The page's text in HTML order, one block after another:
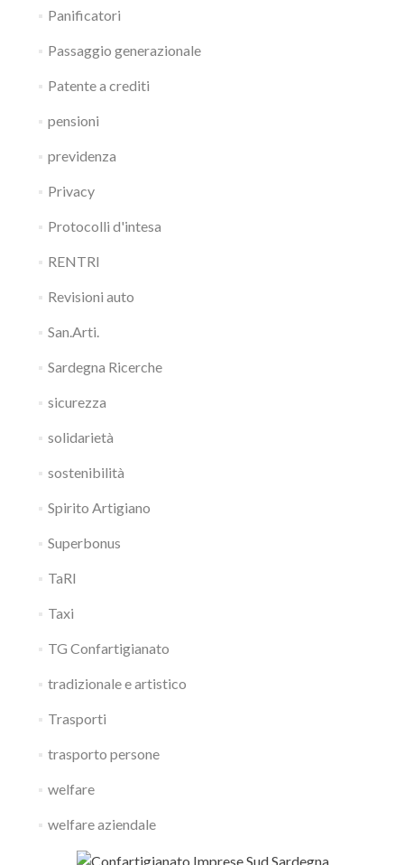
Panificatori
Passaggio generazionale
Patente a crediti
pensioni
previdenza
Privacy
Protocolli d'intesa
RENTRI
Revisioni auto
San.Arti.
Sardegna Ricerche
sicurezza
solidarietà
sostenibilità
Spirito Artigiano
Superbonus
TaRI
Taxi
TG Confartigianato
tradizionale e artistico
Trasporti
trasporto persone
welfare
welfare aziendale